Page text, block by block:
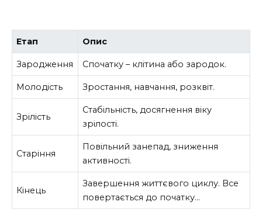
Етап Опис
Зародження Спочатку – клітина або зародок.
Молодість Зростання, навчання, розквіт.
Зрілість
Стабільність, досягнення віку
зрілості.
Старіння
Повільний занепад, зниження
активності.
Кінець
Завершення життєвого циклу. Все
повертається до початку…